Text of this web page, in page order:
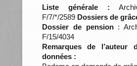
Liste générale :
F/7/*/2589 Dossiers de
Dossier de pension:
F/15/4034
Remarques de l’auteur
données :